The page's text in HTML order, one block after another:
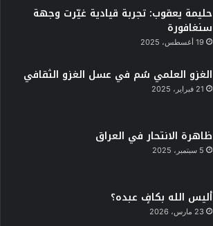
حليمة يعقوب: تجربة قيادية غيّرت وجهة
سنغافورة
19 أغسطس، 2025
الغزو العلمي سُم في عسل الغزو الثقافي
21 فبراير، 2025
ظاهرة الانتحار في العراق
5 سبتمبر، 2025
أليس الله بكافٍ عبده؟
23 مارس، 2026